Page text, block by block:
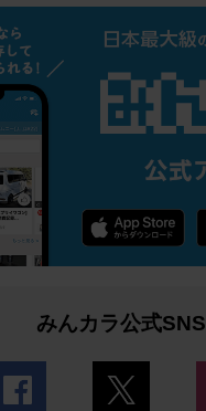
みんカラ公式SNS